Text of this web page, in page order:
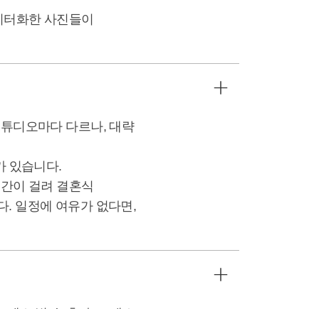
화한 사진들이
디오마다 다르나, 대략
있습니다.
이 걸려 결혼식
. 일정에 여유가 없다면,